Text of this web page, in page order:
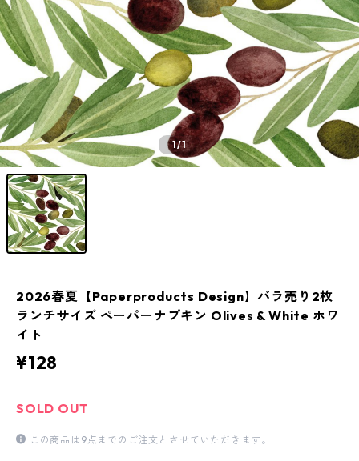
1/1
2026春夏【Paperproducts Design】バラ売り2枚
ランチサイズ ペーパーナプキン Olives & White ホワ
イト
¥128
SOLD OUT
この商品は9点までのご注文とさせていただきます。